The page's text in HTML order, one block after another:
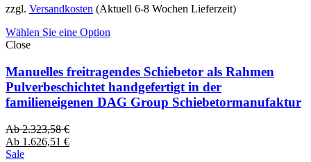
zzgl. Versandkosten (Aktuell 6-8 Wochen Lieferzeit)
Wählen Sie eine Option
Close
Manuelles freitragendes Schiebetor als Rahmen
Pulverbeschichtet handgefertigt in der
familieneigenen DAG Group Schiebetormanufaktur
Ab2.323,58€
Ab 1.626,51 €
Sale